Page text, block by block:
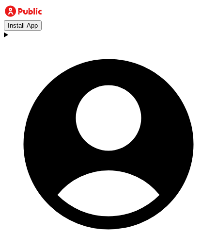
Install App